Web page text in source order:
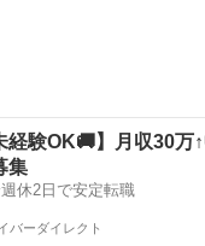
経験OK🚚】月収30万
集
休2日で安定転職
バーダイレクト